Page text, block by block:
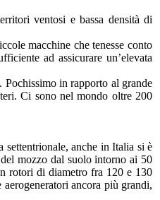
ventosi e bassa densità di
macchine che tenesse conto
ad assicurare un’elevata
in rapporto al grande
Ci sono nel mondo oltre 200
settentrionale, anche in Italia si è
mozzo dal suolo intorno ai 50
rotori di diametro fra 120 e 130
ancora più grandi,